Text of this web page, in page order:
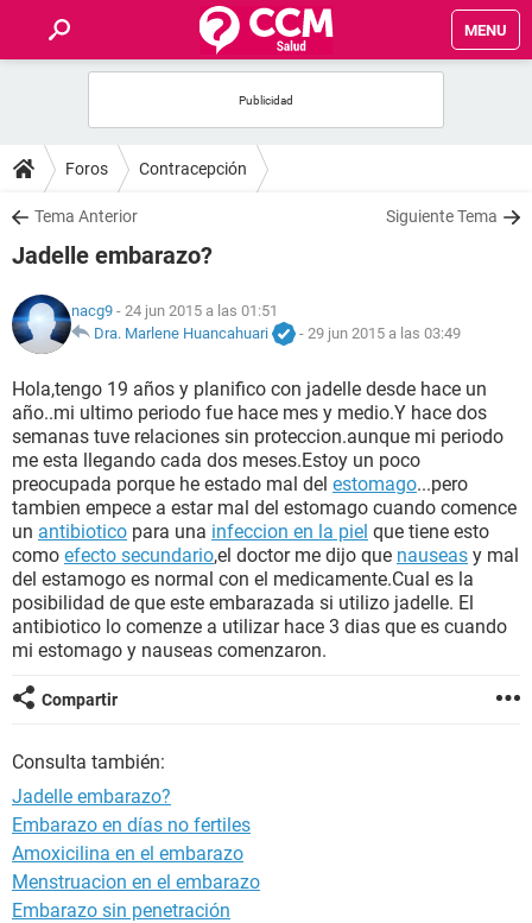
MENU
FOROS
SALUD
NUTRICIÓN
BIENESTAR
SEXUALIDAD
GLOSARIO
Foros Contracepción
Tema Anterior Siguiente Tema
Jadelle embarazo?
nacg9 - 24 jun 2015 a las 01:51
Dra. Marlene Huancahuari
- 29 jun 2015 a las 03:49
Hola,tengo 19 años y planifico con jadelle desde hace un
año..mi ultimo periodo fue hace mes y medio.Y hace dos
semanas tuve relaciones sin proteccion.aunque mi periodo
me esta llegando cada dos meses.Estoy un poco
preocupada porque he estado mal del estomago...pero
tambien empece a estar mal del estomago cuando comence
un antibiotico para una infeccion en la piel que tiene esto
como efecto secundario,el doctor me dijo que nauseas y mal
del estamogo es normal con el medicamente.Cual es la
posibilidad de que este embarazada si utilizo jadelle. El
antibiotico lo comenze a utilizar hace 3 dias que es cuando
mi estomago y nauseas comenzaron.
Compartir
Consulta también:
Jadelle embarazo?
Embarazo en días no fertiles
Amoxicilina en el embarazo
Menstruacion en el embarazo
Embarazo sin penetración